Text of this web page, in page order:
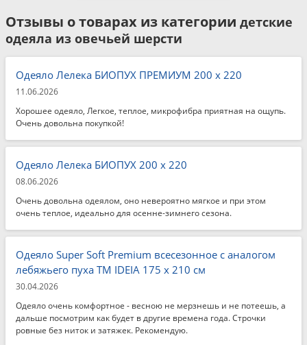
Отзывы о товарах из категории детские
одеяла из овечьей шерсти
Одеяло Лелека БИОПУХ ПРЕМИУМ 200 x 220
11.06.2026
Хорошее одеяло, Легкое, теплое, микрофибра приятная на ощупь.
Очень довольна покупкой!
Одеяло Лелека БИОПУХ 200 x 220
08.06.2026
Очень довольна одеялом, оно невероятно мягкое и при этом
очень теплое, идеально для осенне-зимнего сезона.
Одеяло Super Soft Premium всесезонное с аналогом
лебяжьего пуха TM IDEIA 175 x 210 см
30.04.2026
Одеяло очень комфортное - весною не мерзнешь и не потеешь, а
дальше посмотрим как будет в другие времена года. Строчки
ровные без ниток и затяжек. Рекомендую.